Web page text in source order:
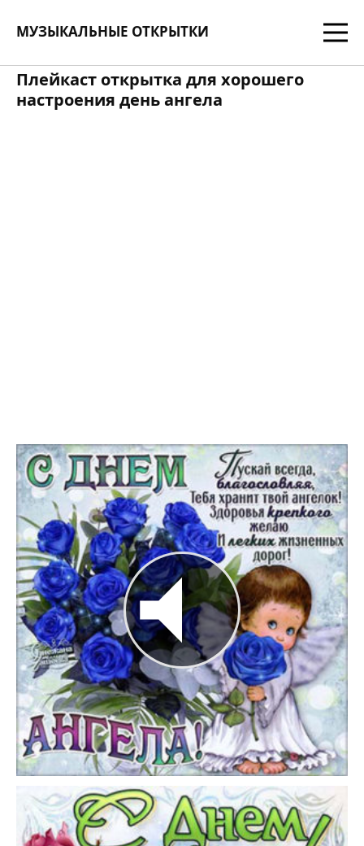
МУЗЫКАЛЬНЫЕ ОТКРЫТКИ
Плейкаст открытка для хорошего
настроения день ангела